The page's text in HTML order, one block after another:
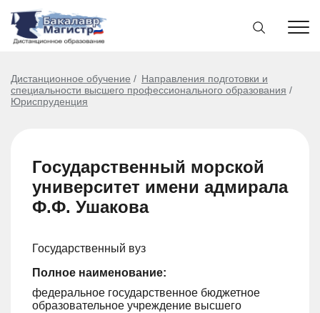
Дистанционное обучение
Направления подготовки и
специальности высшего профессионального образования
Юриспруденция
Государственный морской
университет имени адмирала
Ф.Ф. Ушакова
Государственный вуз
Полное наименование:
федеральное государственное бюджетное
образовательное учреждение высшего